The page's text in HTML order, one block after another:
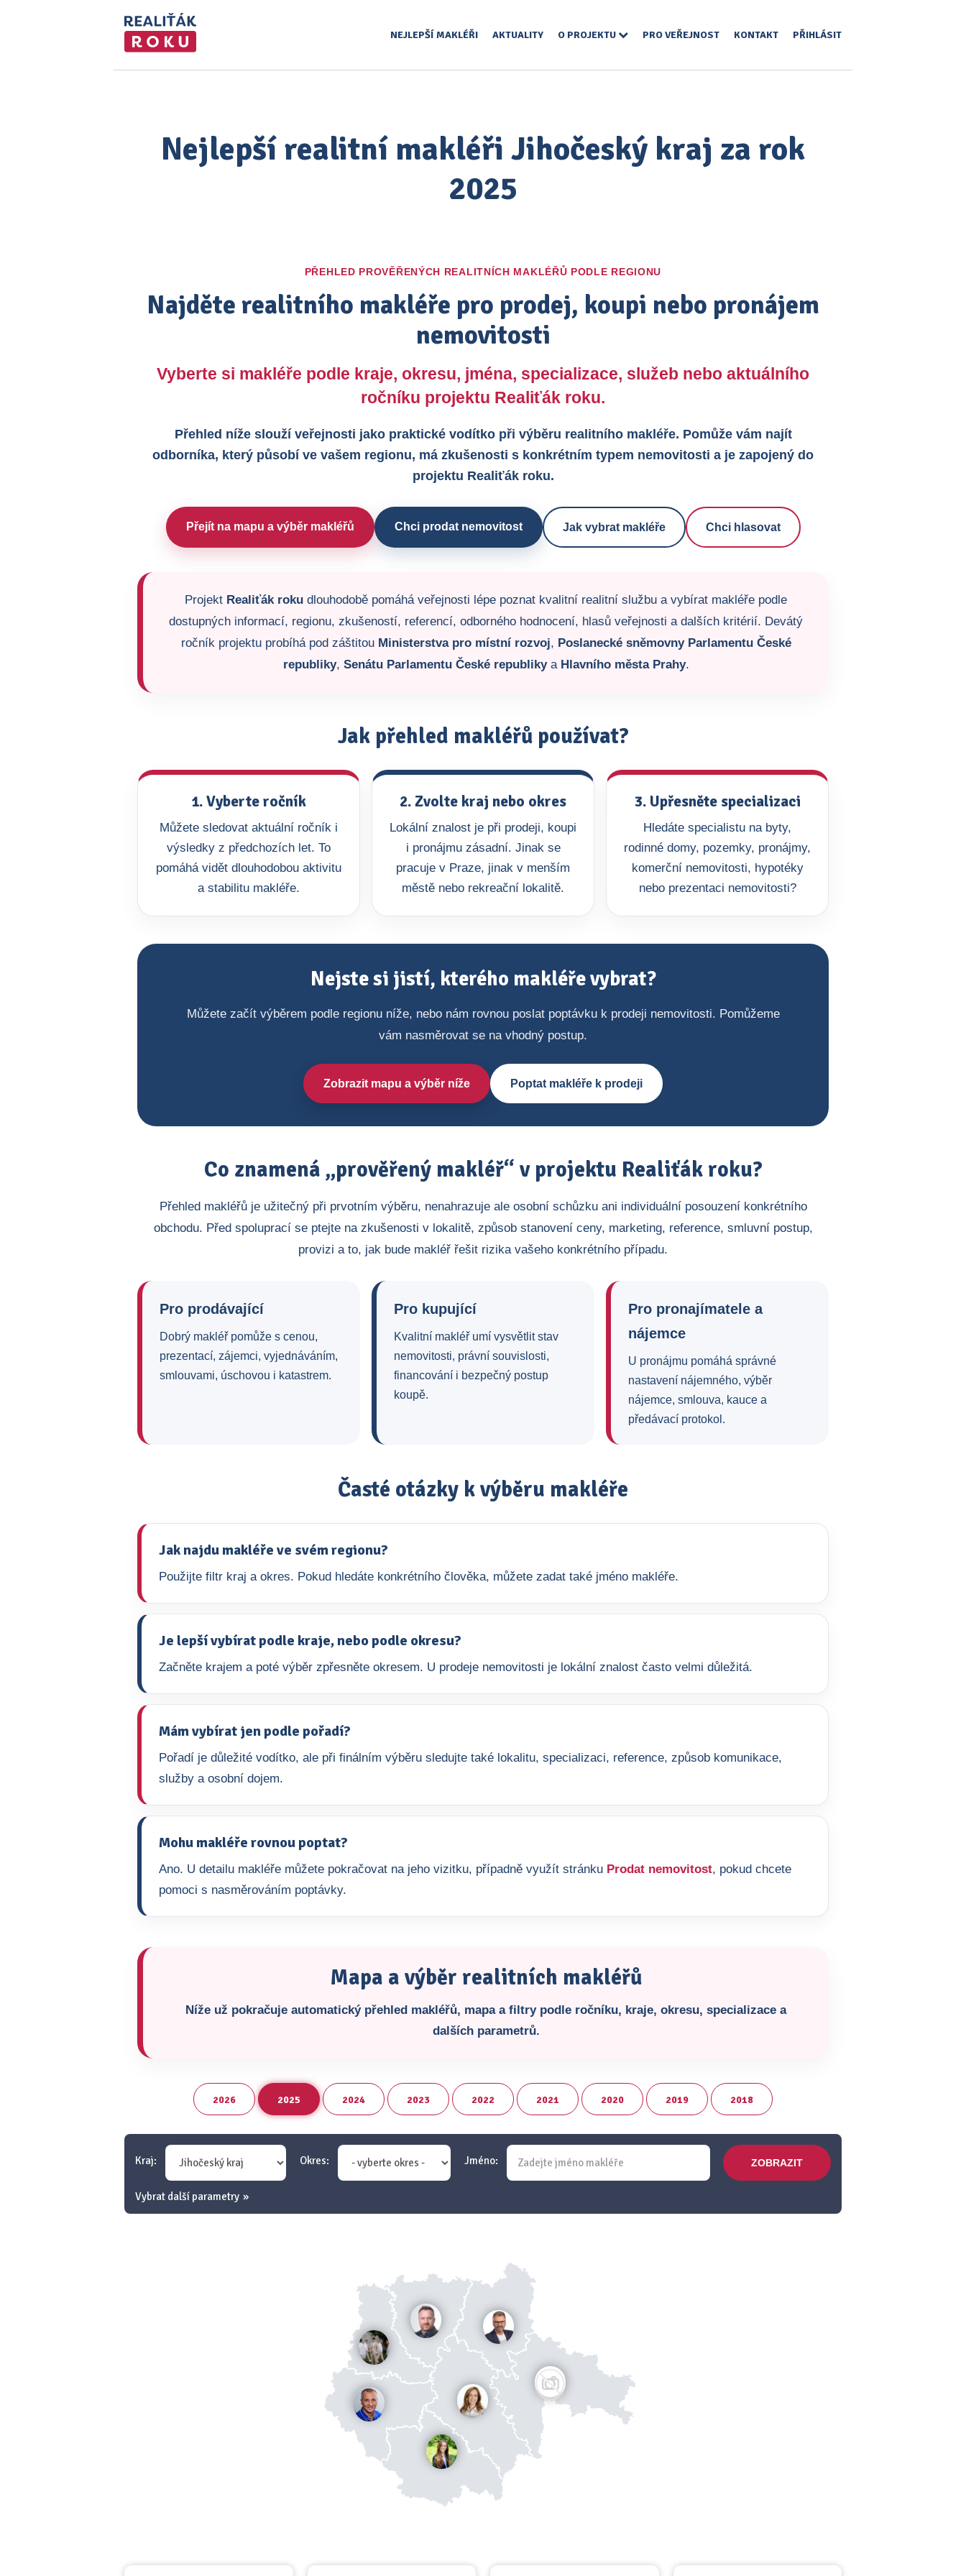
NEJLEPŠÍ MAKLÉŘI AKTUALITY O PROJEKTU PRO VEŘEJNOST KONTAKT PŘIHLÁSIT
Nejlepší realitní makléři Jihočeský kraj za rok
2025
PŘEHLED PROVĚŘENÝCH REALITNÍCH MAKLÉŘŮ PODLE REGIONU
Najděte realitního makléře pro prodej, koupi nebo pronájem
nemovitosti
Vyberte si makléře podle kraje, okresu, jména, specializace, služeb nebo aktuálního
ročníku projektu Realiťák roku.
Přehled níže slouží veřejnosti jako praktické vodítko při výběru realitního makléře. Pomůže vám najít
odborníka, který působí ve vašem regionu, má zkušenosti s konkrétním typem nemovitosti a je zapojený do
projektu Realiťák roku.
Přejít na mapu a výběr makléřů Chci prodat nemovitost Jak vybrat makléře Chci hlasovat
Projekt Realiťák roku dlouhodobě pomáhá veřejnosti lépe poznat kvalitní realitní službu a vybírat makléře podle
dostupných informací, regionu, zkušeností, referencí, odborného hodnocení, hlasů veřejnosti a dalších kritérií. Devátý
ročník projektu probíhá pod záštitou Ministerstva pro místní rozvoj, Poslanecké sněmovny Parlamentu České
republiky, Senátu Parlamentu České republikya Hlavního města Prahy.
Jak přehled makléřů používat?
1. Vyberte ročník
Můžete sledovat aktuální ročník i
výsledky z předchozích let. To
pomáhá vidět dlouhodobou aktivitu
a stabilitu makléře.
2. Zvolte kraj nebo okres
Lokální znalost je při prodeji, koupi
i pronájmu zásadní. Jinak se
pracuje v Praze, jinak v menším
městě nebo rekreační lokalitě.
3. Upřesněte specializaci
Hledáte specialistu na byty,
rodinné domy, pozemky, pronájmy,
komerční nemovitosti, hypotéky
nebo prezentaci nemovitosti?
Nejste si jistí, kterého makléře vybrat?
Můžete začít výběrem podle regionu níže, nebo nám rovnou poslat poptávku k prodeji nemovitosti. Pomůžeme
vám nasměrovat se na vhodný postup.
Zobrazit mapu a výběr níže Poptat makléře k prodeji
Co znamená „prověřený makléř“ v projektu Realiťák roku?
Přehled makléřů je užitečný při prvotním výběru, nenahrazuje ale osobní schůzku ani individuální posouzení konkrétního
obchodu. Před spoluprací se ptejte na zkušenosti v lokalitě, způsob stanovení ceny, marketing, reference, smluvní postup,
provizi a to, jak bude makléř řešit rizika vašeho konkrétního případu.
Pro prodávající
Dobrý makléř pomůže s cenou,
prezentací, zájemci, vyjednáváním,
smlouvami, úschovou i katastrem.
Pro kupující
Kvalitní makléř umí vysvětlit stav
nemovitosti, právní souvislosti,
financování i bezpečný postup
koupě.
Pro pronajímatele a
nájemce
U pronájmu pomáhá správné
nastavení nájemného, výběr
nájemce, smlouva, kauce a
předávací protokol.
Časté otázky k výběru makléře
Jak najdu makléře ve svém regionu?
Použijte filtr kraj a okres. Pokud hledáte konkrétního člověka, můžete zadat také jméno makléře.
Je lepší vybírat podle kraje, nebo podle okresu?
Začněte krajem a poté výběr zpřesněte okresem. U prodeje nemovitosti je lokální znalost často velmi důležitá.
Mám vybírat jen podle pořadí?
Pořadí je důležité vodítko, ale při finálním výběru sledujte také lokalitu, specializaci, reference, způsob komunikace,
služby a osobní dojem.
Mohu makléře rovnou poptat?
Ano. U detailu makléře můžete pokračovat na jeho vizitku, případně využít stránku Prodat nemovitost, pokud chcete
pomoci s nasměrováním poptávky.
Mapa a výběr realitních makléřů
Níže už pokračuje automatický přehled makléřů, mapa a filtry podle ročníku, kraje, okresu, specializace a
dalších parametrů.
2026 2025 2024 2023 2022 2021 2020 2019 2018
Kraj: Okres: Jméno:
Vybrat další parametry
ZOBRAZIT